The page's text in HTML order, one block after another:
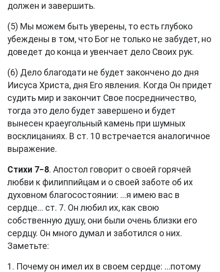
должен и завершить.
(5) Мы можем быть уверены, то есть глубоко
убеждены в том, что Бог не только не забудет, но
доведет до конца и увенчает дело Своих рук.
(6) Дело благодати не будет закончено до дня
Иисуса Христа, дня Его явления. Когда Он придет
судить мир и закончит Свое посредничество,
тогда это дело будет завершено и будет
вынесен краеугольный камень при шумных
восклицаниях. В ст. 10 встречается аналогичное
выражение.
Стихи 7−8. Апостол говорит о своей горячей
любви к филиппийцам и о своей заботе об их
духовном благосостоянии: ...я имею вас в
сердце... ст. 7. Он любил их, как свою
собственную душу, они были очень близки его
сердцу. Он много думал и заботился о них.
Заметьте:
1. Почему он имел их в своем сердце: ...потому